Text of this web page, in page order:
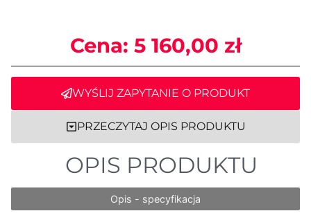
Cena: 5 160,00 zł
WYŚLIJ ZAPYTANIE O PRODUKT
PRZECZYTAJ OPIS PRODUKTU
OPIS PRODUKTU
Opis - specyfikacja